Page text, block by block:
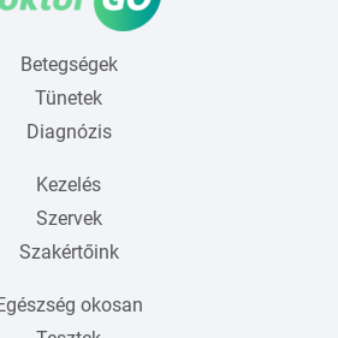
Betegségek
Tünetek
Diagnózis
Kezelés
Szervek
Szakértőink
okosan